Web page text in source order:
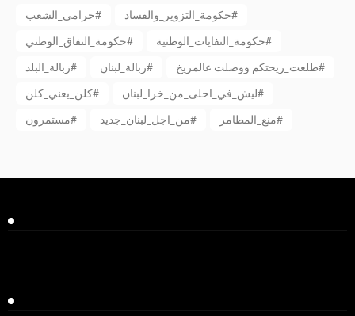
حرامي_الشعب#
حكومة_التزوير_والفساد#
حكومة_النفاق_الوطني#
حكومة_النفايات_الوطنية#
زبالة_البلد#
زبالة_لبنان#
طلعت_ريحتكم ووصلت عالمريخ#
كلن_يعني_كلن#
ليش_في_احلى_من_خرا_لبنان#
مستمرون#
من_اجل_لبنان_جديد# منع_المطامر#